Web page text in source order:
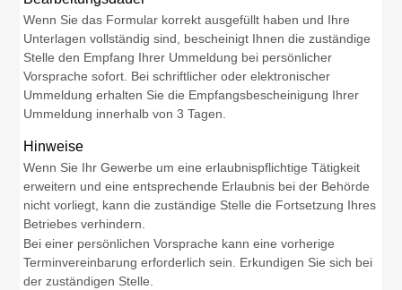
Wenn Sie das Formular korrekt ausgefüllt haben und Ihre
Unterlagen vollständig sind, bescheinigt Ihnen die zuständige
Stelle den Empfang Ihrer Ummeldung bei persönlicher
Vorsprache sofort. Bei schriftlicher oder elektronischer
Ummeldung erhalten Sie die Empfangsbescheinigung Ihrer
Ummeldung innerhalb von 3 Tagen.
Hinweise
Wenn Sie Ihr Gewerbe um eine erlaubnispflichtige Tätigkeit
erweitern und eine entsprechende Erlaubnis bei der Behörde
nicht vorliegt, kann die zuständige Stelle die Fortsetzung Ihres
Betriebes verhindern.
Bei einer persönlichen Vorsprache kann eine vorherige
Terminvereinbarung erforderlich sein. Erkundigen Sie sich bei
der zuständigen Stelle.